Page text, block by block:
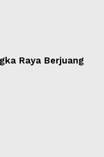
Raya Berjuang